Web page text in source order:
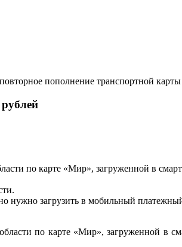
пополнение транспортной
по карте «Мир», загруженной в
нужно загрузить в мобильный
по карте «Мир», загруженной